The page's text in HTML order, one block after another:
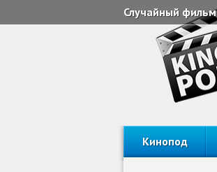
Случайный фильм
Кинопод